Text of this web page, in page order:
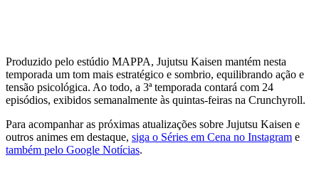
Produzido pelo estúdio MAPPA, Jujutsu Kaisen mantém nesta
temporada um tom mais estratégico e sombrio, equilibrando ação e
tensão psicológica. Ao todo, a 3ª temporada contará com 24
episódios, exibidos semanalmente às quintas-feiras na Crunchyroll.
Para acompanhar as próximas atualizações sobre Jujutsu Kaisen e
outros animes em destaque, siga o Séries em Cena no Instagram e
também pelo Google Notícias.